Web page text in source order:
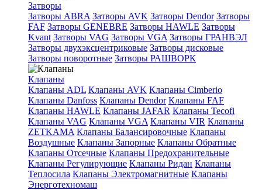
Затворы
Затворы ABRA Затворы AVK Затворы Dendor Затворы
FAF Затворы GENEBRE Затворы HAWLE Затворы
Kvant Затворы VAG Затворы VGA Затворы ГРАНВЭЛ
Затворы двухэксцентриковые Затворы дисковые
Затворы поворотные Затворы РАШВОРК
Клапаны
Клапаны ADL Клапаны AVK Клапаны Cimberio
Клапаны Danfoss Клапаны Dendor Клапаны FAF
Клапаны HAWLE Клапаны JAFAR Клапаны Tecofi
Клапаны VAG Клапаны VGA Клапаны VIR Клапаны
ZETKAMA Клапаны Балансировочные Клапаны
Воздушные Клапаны Запорные Клапаны Обратные
Клапаны Отсечные Клапаны Предохранительные
Клапаны Регулирующие Клапаны Ридан Клапаны
Теплосила Клапаны Электромагнитные Клапаны
Энерготехномаш